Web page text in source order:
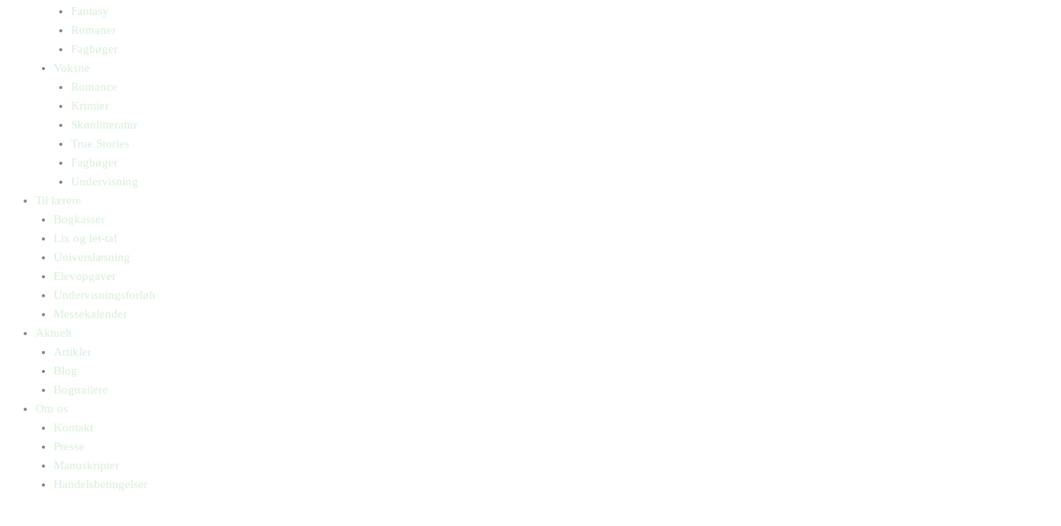
Fantasy
Romaner
Fagbøger
Voksne
Romance
Krimier
Skønlitteratur
True Stories
Fagbøger
Undervisning
Til lærere
Bogkasser
Lix og let-tal
Universlæsning
Elevopgaver
Undervisningsforløb
Messekalender
Aktuelt
Artikler
Blog
Bogtrailere
Om os
Kontakt
Presse
Manuskripter
Handelsbetingelser